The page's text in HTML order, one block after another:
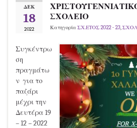
ΔΕΚ
18
2022
ΣΧΟΛΕΙΟ
Κατηγορία ΣΧ.ΕΤΟΣ 2022 - 23,
Συγκέντρω
ση
πραγμάτω
ν για το
παζάρι
μέχρι την
Δευτέρα 19
– 12 – 2022